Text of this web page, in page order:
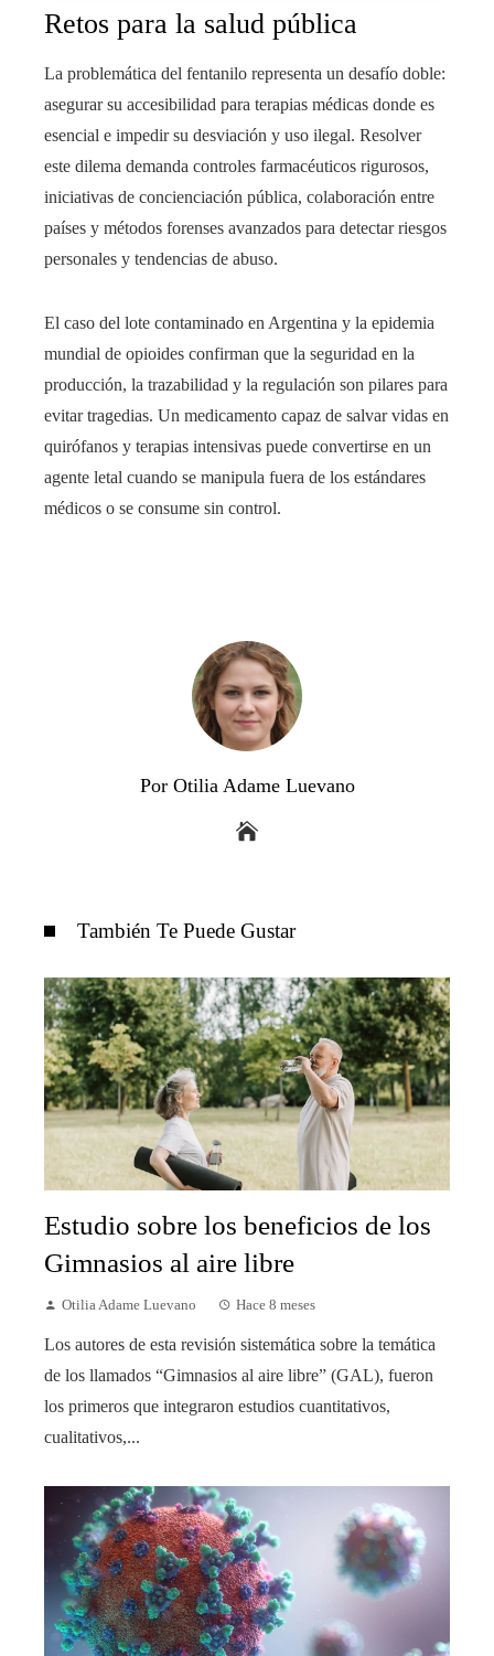
Retos para la salud pública
La problemática del fentanilo representa un desafío doble:
asegurar su accesibilidad para terapias médicas donde es
esencial e impedir su desviación y uso ilegal. Resolver
este dilema demanda controles farmacéuticos rigurosos,
iniciativas de concienciación pública, colaboración entre
países y métodos forenses avanzados para detectar riesgos
personales y tendencias de abuso.
El caso del lote contaminado en Argentina y la epidemia
mundial de opioides confirman que la seguridad en la
producción, la trazabilidad y la regulación son pilares para
evitar tragedias. Un medicamento capaz de salvar vidas en
quirófanos y terapias intensivas puede convertirse en un
agente letal cuando se manipula fuera de los estándares
médicos o se consume sin control.
Por Otilia Adame Luevano
También Te Puede Gustar
Estudio sobre los beneficios de los
Gimnasios al aire libre
Otilia Adame Luevano Hace 8 meses
Los autores de esta revisión sistemática sobre la temática
de los llamados “Gimnasios al aire libre” (GAL), fueron
los primeros que integraron estudios cuantitativos,
cualitativos,...